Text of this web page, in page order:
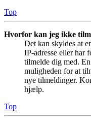
Top
Hvorfor kan jeg ikke
Det kan skyldes at
IP-adresse eller har
tilmelde dig med.
muligheden for at
nye tilmeldinger.
hjælp.
Top